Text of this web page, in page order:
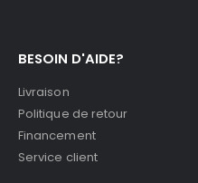
BESOIN D'AIDE?
Livraison
Politique de retour
Financement
Service client